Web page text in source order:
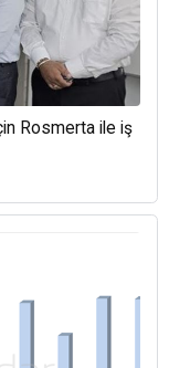
Rosmerta ile iş